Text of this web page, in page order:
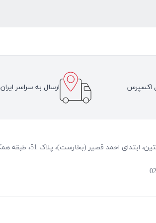
اکسپرس ارسال به سراسر ایران
احمد قصیر (بخارست)، پلاک 51، طبقه همکف